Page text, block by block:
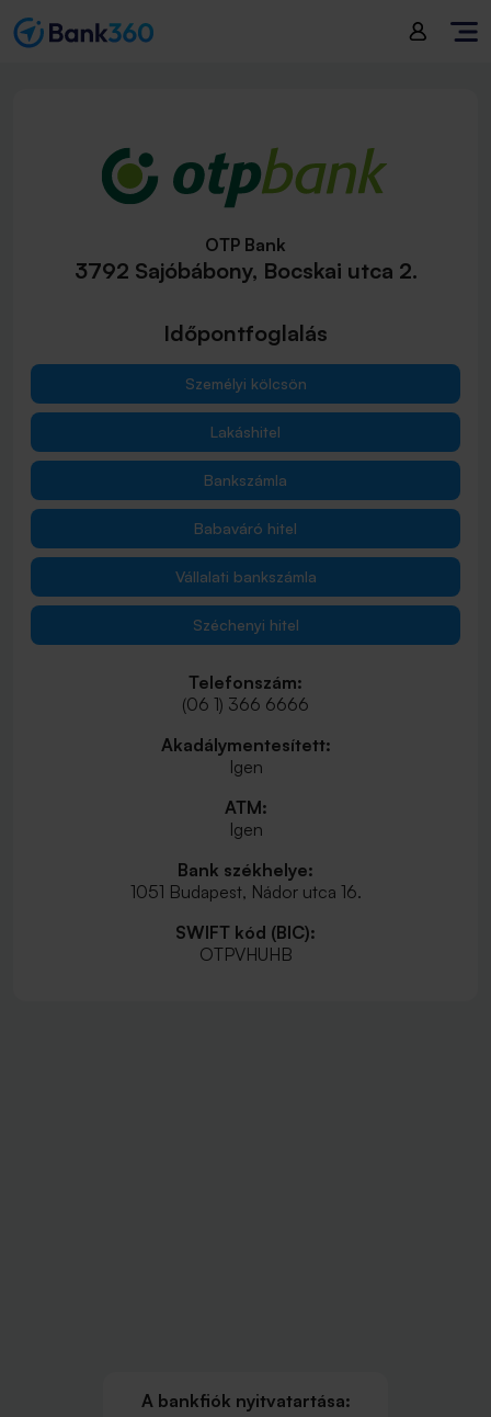
OTP Bank
3792 Sajóbábony, Bocskai utca 2.
Időpontfoglalás
Személyi kölcsön
Lakáshitel
Bankszámla
Babaváró hitel
Vállalati bankszámla
Széchenyi hitel
Telefonszám:
(06 1) 366 6666
Akadálymentesített:
Igen
ATM:
Igen
Bank székhelye:
1051 Budapest, Nádor utca 16.
SWIFT kód (BIC):
OTPVHUHB
A bankfiók nyitvatartása: